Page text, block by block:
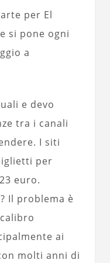
per El
si pone ogni
a
e devo
tra i canali
I siti
per
euro.
Il problema è
ai
molti anni di